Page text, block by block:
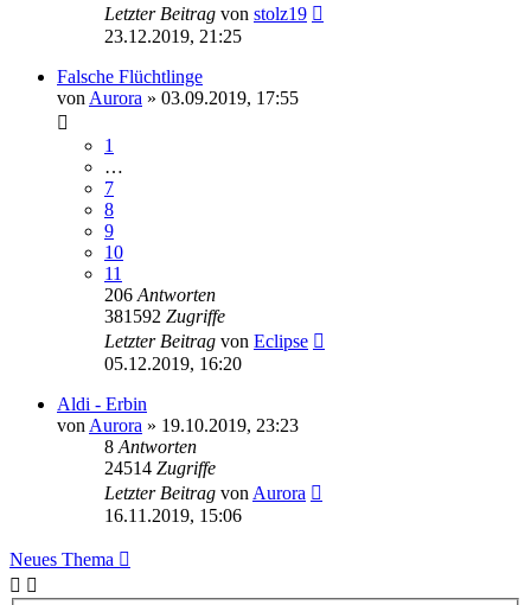
Letzter Beitrag von stolz19
23.12.2019, 21:25
Falsche Flüchtlinge
von Aurora » 03.09.2019, 17:55
1
…
7
8
9
10
11
206 Antworten
381592 Zugriffe
Letzter Beitrag von Eclipse
05.12.2019, 16:20
Aldi - Erbin
von Aurora » 19.10.2019, 23:23
8 Antworten
24514 Zugriffe
Letzter Beitrag von Aurora
16.11.2019, 15:06
Neues Thema